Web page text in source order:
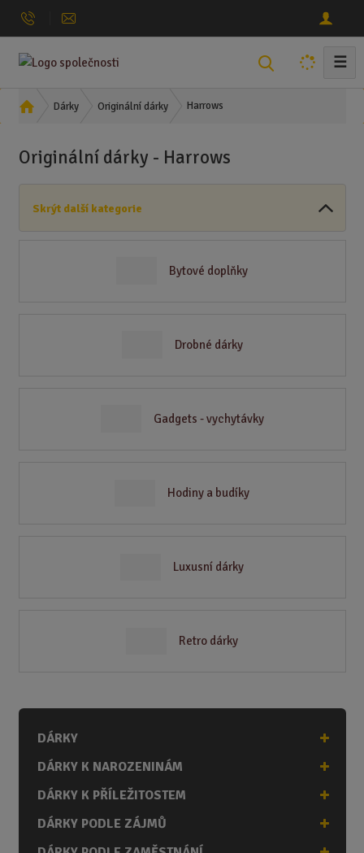
☰
Ú
d
s
Dárky Originální dárky Harrows
Originální dárky - Harrows
Skrýt další kategorie
Bytové doplňky
Drobné dárky
Gadgets - vychytávky
Hodiny a budíky
Luxusní dárky
Retro dárky
DÁRKY
DÁRKY K NAROZENINÁM
DÁRKY K PŘÍLEŽITOSTEM
DÁRKY PODLE ZÁJMŮ